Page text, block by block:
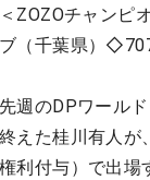
＜ZOZOチャン
ブ（千葉県）
先週のDPワール
終えた桂川有人が
権利付与）で出場